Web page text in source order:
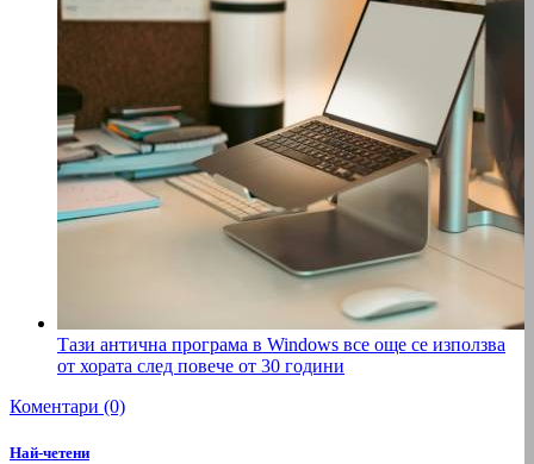
Тази антична програма в Windows все още се използва
от хората след повече от 30 години
Коментари (0)
Най-четени